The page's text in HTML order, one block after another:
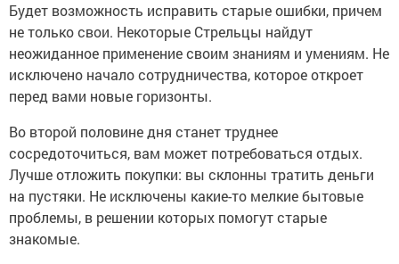
Будет возможность исправить старые ошибки, причем
не только свои. Некоторые Стрельцы найдут
неожиданное применение своим знаниям и умениям. Не
исключено начало сотрудничества, которое откроет
перед вами новые горизонты.
Во второй половине дня станет труднее
сосредоточиться, вам может потребоваться отдых.
Лучше отложить покупки: вы склонны тратить деньги
на пустяки. Не исключены какие-то мелкие бытовые
проблемы, в решении которых помогут старые
знакомые.